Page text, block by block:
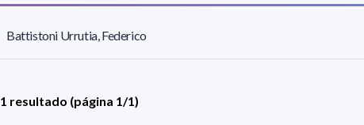
Battistoni Urrutia, Federico
1 resultado (página 1/1)